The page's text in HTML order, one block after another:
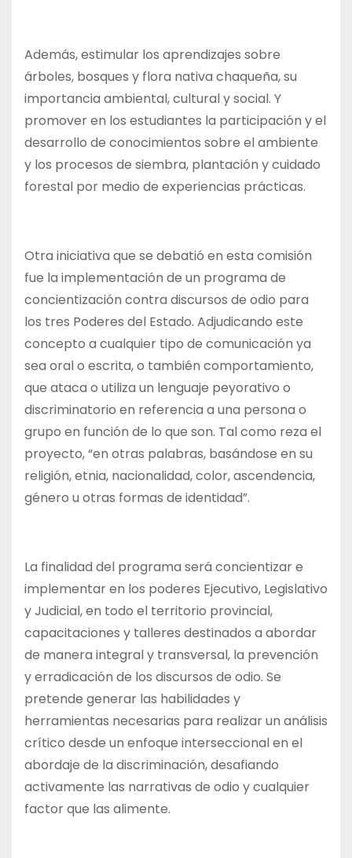
Además, estimular los aprendizajes sobre
árboles, bosques y flora nativa chaqueña, su
importancia ambiental, cultural y social. Y
promover en los estudiantes la participación y el
desarrollo de conocimientos sobre el ambiente
y los procesos de siembra, plantación y cuidado
forestal por medio de experiencias prácticas.
Otra iniciativa que se debatió en esta comisión
fue la implementación de un programa de
concientización contra discursos de odio para
los tres Poderes del Estado. Adjudicando este
concepto a cualquier tipo de comunicación ya
sea oral o escrita, o también comportamiento,
que ataca o utiliza un lenguaje peyorativo o
discriminatorio en referencia a una persona o
grupo en función de lo que son. Tal como reza el
proyecto, “en otras palabras, basándose en su
religión, etnia, nacionalidad, color, ascendencia,
género u otras formas de identidad”.
La finalidad del programa será concientizar e
implementar en los poderes Ejecutivo, Legislativo
y Judicial, en todo el territorio provincial,
capacitaciones y talleres destinados a abordar
de manera integral y transversal, la prevención
y erradicación de los discursos de odio. Se
pretende generar las habilidades y
herramientas necesarias para realizar un análisis
crítico desde un enfoque interseccional en el
abordaje de la discriminación, desafiando
activamente las narrativas de odio y cualquier
factor que las alimente.